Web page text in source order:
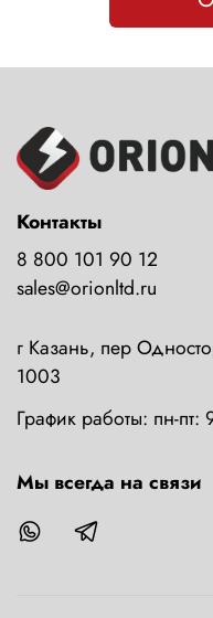
Контакты
8 800 101 90 12
sales@orionltd.ru
г Казань, пер
1003
График работы: пн-
Мы всегда на связи